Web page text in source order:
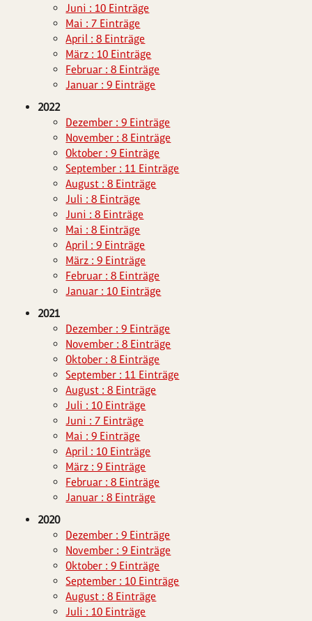
Juni : 10 Einträge
Mai : 7 Einträge
April : 8 Einträge
März : 10 Einträge
Februar : 8 Einträge
Januar : 9 Einträge
2022
Dezember : 9 Einträge
November : 8 Einträge
Oktober : 9 Einträge
September : 11 Einträge
August : 8 Einträge
Juli : 8 Einträge
Juni : 8 Einträge
Mai : 8 Einträge
April : 9 Einträge
März : 9 Einträge
Februar : 8 Einträge
Januar : 10 Einträge
2021
Dezember : 9 Einträge
November : 8 Einträge
Oktober : 8 Einträge
September : 11 Einträge
August : 8 Einträge
Juli : 10 Einträge
Juni : 7 Einträge
Mai : 9 Einträge
April : 10 Einträge
März : 9 Einträge
Februar : 8 Einträge
Januar : 8 Einträge
2020
Dezember : 9 Einträge
November : 9 Einträge
Oktober : 9 Einträge
September : 10 Einträge
August : 8 Einträge
Juli : 10 Einträge